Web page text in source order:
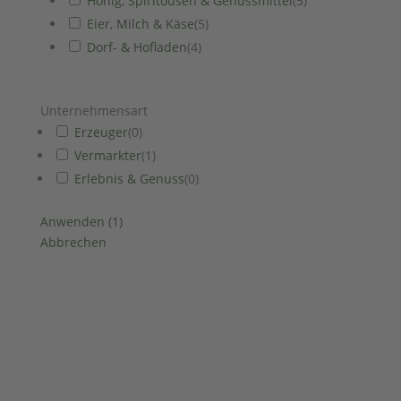
Eier, Milch & Käse(5)
Dorf- & Hofladen(4)
Unternehmensart
Erzeuger(0)
Vermarkter(1 )
Erlebnis & Genuss(0)
Anwenden (1 )
Abbrechen